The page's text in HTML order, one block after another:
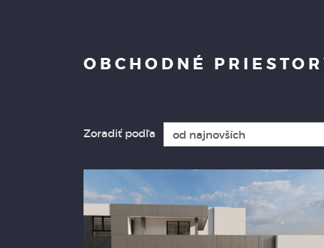
OBCHODNÉ
Zoradiť podľa